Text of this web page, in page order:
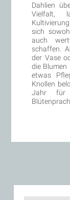
Dahlien
Vielfalt,
sich
auch
schaffen.
der Vase
die Blumen
etwas
Knollen
Jahr für